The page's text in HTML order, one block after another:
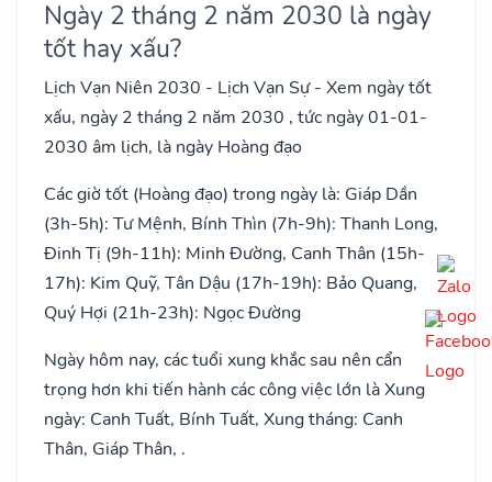
Ngày 2 tháng 2 năm 2030 là ngày
tốt hay xấu?
Lịch Vạn Niên 2030 - Lịch Vạn Sự - Xem ngày tốt
xấu, ngày 2 tháng 2 năm 2030 , tức ngày 01-01-
2030 âm lịch, là ngày Hoàng đạo
Các giờ tốt (Hoàng đạo) trong ngày là: Giáp Dần
(3h-5h): Tư Mệnh, Bính Thìn (7h-9h): Thanh Long,
Đinh Tị (9h-11h): Minh Đường, Canh Thân (15h-
17h): Kim Quỹ, Tân Dậu (17h-19h): Bảo Quang,
Quý Hợi (21h-23h): Ngọc Đường
Ngày hôm nay, các tuổi xung khắc sau nên cẩn
trọng hơn khi tiến hành các công việc lớn là Xung
ngày: Canh Tuất, Bính Tuất, Xung tháng: Canh
Thân, Giáp Thân, .